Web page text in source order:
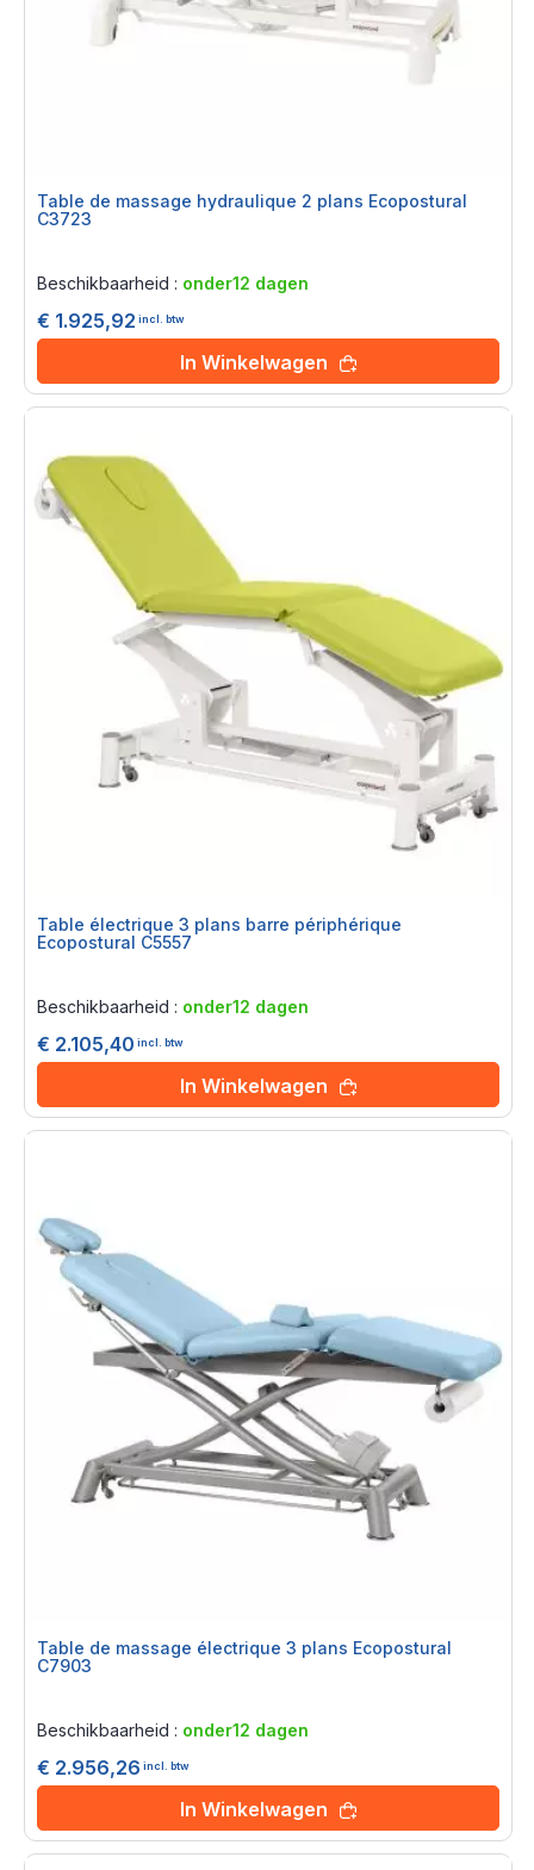
Table de massage hydraulique 2 plans Ecopostural
C3723
Beschikbaarheid : onder12 dagen
€ 1.925,92 incl. btw
In Winkelwagen
Table électrique 3 plans barre périphérique
Ecopostural C5557
Beschikbaarheid : onder12 dagen
€ 2.105,40 incl. btw
In Winkelwagen
Table de massage électrique 3 plans Ecopostural
C7903
Beschikbaarheid : onder12 dagen
€ 2.956,26 incl. btw
In Winkelwagen